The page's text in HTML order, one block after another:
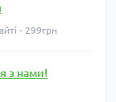
- 299грн
з нами!